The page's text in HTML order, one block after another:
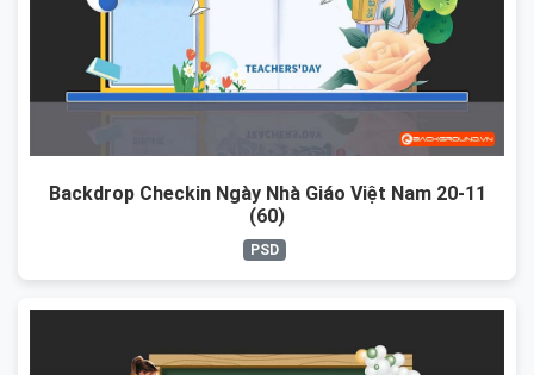
Backdrop Checkin Ngày Nhà Giáo Việt Nam 20-11
(60)
PSD